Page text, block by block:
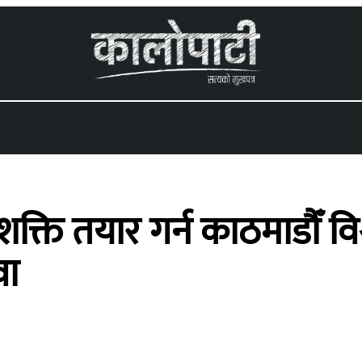
तयार गर्न काठमाडौँ